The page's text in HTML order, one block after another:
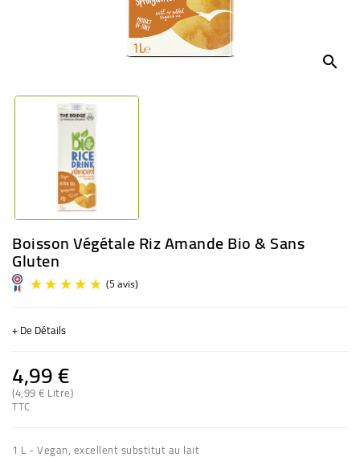
search
Boisson Végétale Riz Amande Bio & Sans
Gluten
+ De Détails
4,99 €
(4,99 € Litre)
TTC
1 L - Vegan, excellent substitut au lait